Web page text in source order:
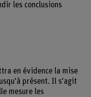
les conclusions
en évidence la mise
présent. Il s'agit
mesure les